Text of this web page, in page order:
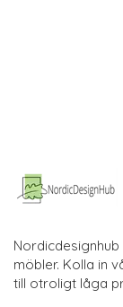
möbler. Kolla in
till otroligt låga